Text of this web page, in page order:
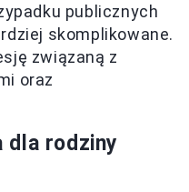
publicznych
skomplikowane.
związaną z
oraz
dla rodziny